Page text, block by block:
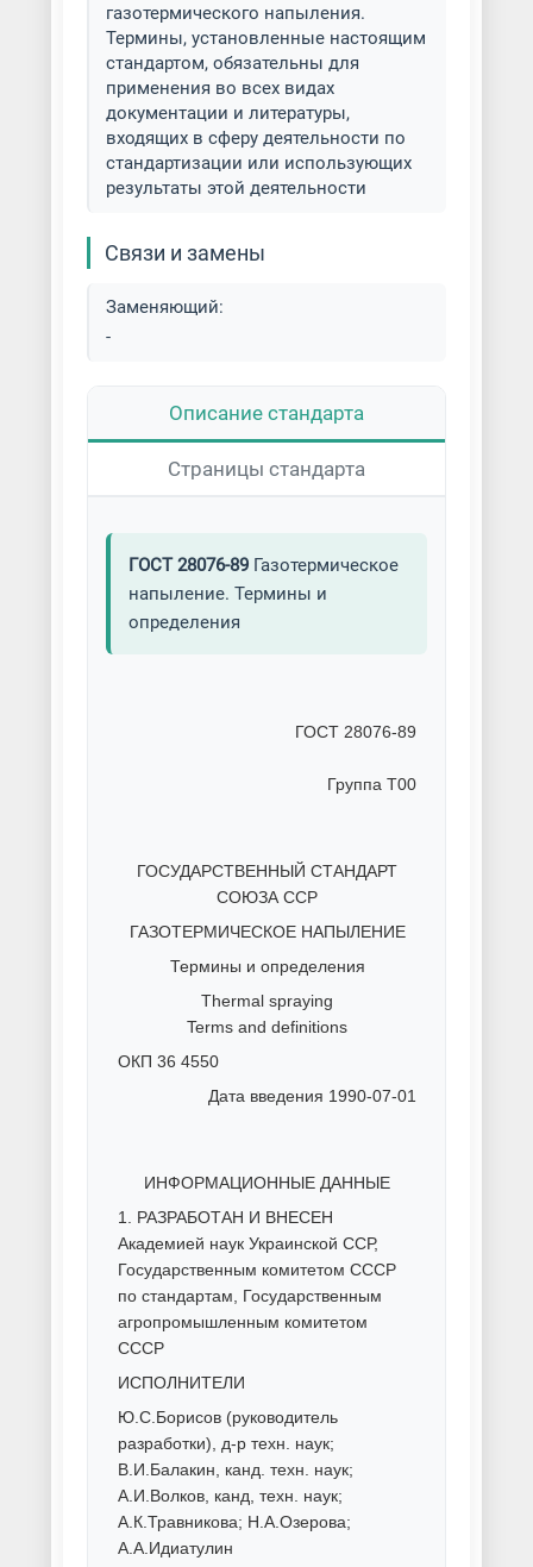
газотермического напыления.
Термины, установленные настоящим
стандартом, обязательны для
применения во всех видах
документации и литературы,
входящих в сферу деятельности по
стандартизации или использующих
результаты этой деятельности
Связи и замены
Заменяющий:
-
Описание стандарта
Страницы стандарта
ГОСТ 28076-89Газотермическое
напыление. Термины и
определения